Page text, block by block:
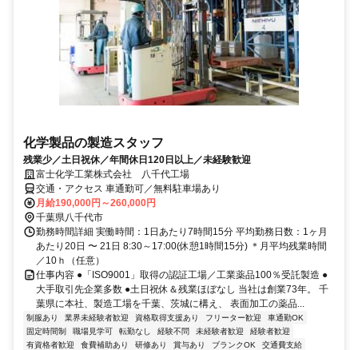
化学製品の製造スタッフ
残業少／土日祝休／年間休日120日以上／未経験歓迎
富士化学工業株式会社 八千代工場
交通・アクセス 車通勤可／無料駐車場あり
月給190,000円～260,000円
千葉県八千代市
勤務時間詳細 実働時間：1日あたり7時間15分 平均勤務日数：1ヶ月
あたり20日 〜 21日 8:30～17:00(休憩1時間15分) ＊月平均残業時間
／10ｈ（任意）
仕事内容 ●「ISO9001」取得の認証工場／工業薬品100％受託製造 ●
大手取引先企業多数 ●土日祝休＆残業ほぼなし 当社は創業73年。 千
葉県に本社、製造工場を千葉、茨城に構え、 表面加工の薬品...
制服あり 業界未経験者歓迎 資格取得支援あり フリーター歓迎
車通勤OK
固定時間制
職場見学可 転勤なし 経験不問 未経験者歓迎
経験者歓迎
有資格者歓迎
食費補助あり 研修あり 賞与あり ブランクOK
交通費支給